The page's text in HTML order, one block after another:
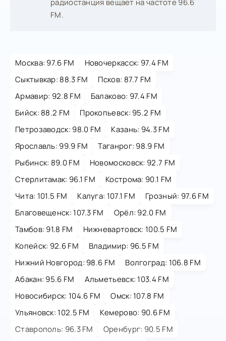
радиостанция вещает на частоте 96.6
FM.
Москва: 97.6 FM
Новочеркасск: 97.4 FM
Сыктывкар: 88.3 FM
Псков: 87.7 FM
Армавир: 92.8 FM
Балаково: 97.4 FM
Бийск: 88.2 FM
Прокопьевск: 95.2 FM
Петрозаводск: 98.0 FM
Казань: 94.3 FM
Ярославль: 99.9 FM
Таганрог: 98.9 FM
Рыбинск: 89.0 FM
Новомосковск: 92.7 FM
Стерлитамак: 96.1 FM
Кострома: 90.1 FM
Чита: 101.5 FM
Калуга: 107.1 FM
Грозный: 97.6 FM
Благовещенск: 107.3 FM
Орёл: 92.0 FM
Тамбов: 91.8 FM
Нижневартовск: 100.5 FM
Копейск: 92.6 FM
Владимир: 96.5 FM
Нижний Новгород: 98.6 FM
Волгоград: 106.8 FM
Абакан: 95.6 FM
Альметьевск: 103.4 FM
Новосибирск: 104.6 FM
Омск: 107.8 FM
Ульяновск: 102.5 FM
Кемерово: 90.6 FM
Ставрополь: 96.3 FM
Оренбург: 90.5 FM